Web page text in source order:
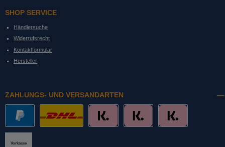
SHOP SERVICE
Händlersuche
Widerrufsrecht
Kontaktformular
Hersteller
ZAHLUNGS- UND VERSANDARTEN
Vorkasse